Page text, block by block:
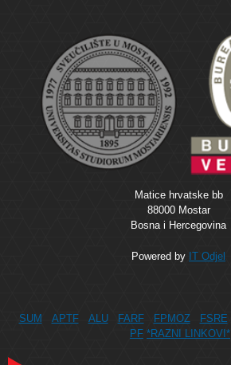
Matice hrvatske bb
88000 Mostar
Bosna i Hercegovina
Powered by IT Odjel
SUM APTF ALU FARF FPMOZ FSRE
PF *RAZNI LINKOVI*